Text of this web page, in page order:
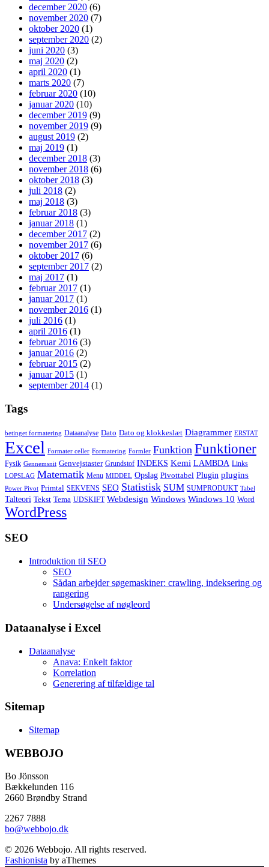
december 2020 (6)
november 2020 (7)
oktober 2020 (1)
september 2020 (2)
juni 2020 (3)
maj 2020 (2)
april 2020 (1)
marts 2020 (7)
februar 2020 (10)
januar 2020 (10)
december 2019 (9)
november 2019 (9)
august 2019 (2)
maj 2019 (1)
december 2018 (3)
november 2018 (6)
oktober 2018 (3)
juli 2018 (2)
maj 2018 (3)
februar 2018 (3)
januar 2018 (1)
december 2017 (2)
november 2017 (6)
oktober 2017 (6)
september 2017 (2)
maj 2017 (1)
februar 2017 (1)
januar 2017 (1)
november 2016 (1)
juli 2016 (1)
april 2016 (1)
februar 2016 (3)
januar 2016 (2)
februar 2015 (2)
januar 2015 (1)
september 2014 (1)
Tags
betinget formatering Dataanalyse Dato Dato og klokkeslæt Diagrammer ERSTAT
Excel Formater celler Formatering Formler Funktion Funktioner
Fysik Gennemsnit Genvejstaster Grundstof INDEKS Kemi LAMBDA Links
LOPSLAG Matematik Menu MIDDEL Opslag Pivottabel Plugin plugins
Power Pivot Primtal SEKVENS SEO Statistisk SUM SUMPRODUKT Tabel
Talteori Tekst Tema UDSKIFT Webdesign Windows Windows 10 Word
WordPress
SEO
Introduktion til SEO
SEO
Sådan arbejder søgemaskiner: crawling, indeksering og
rangering
Undersøgelse af nøgleord
Dataanalyse i Excel
Dataanalyse
Anava: Enkelt faktor
Korrelation
Generering af tilfældige tal
Sitemap
Sitemap
WEBBOJO
Bo Jönsson
Bækkelunden 116
2660 Brøndby Strand
2267 7888
bo@webbojo.dk
© 2026 Webbojo. All rights reserved.
Fashionista by aThemes